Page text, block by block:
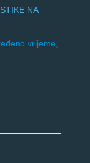
NA
vrijeme,